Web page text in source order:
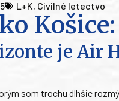
L+K, Civilné letectvo
je Air
som trochu dlhšie